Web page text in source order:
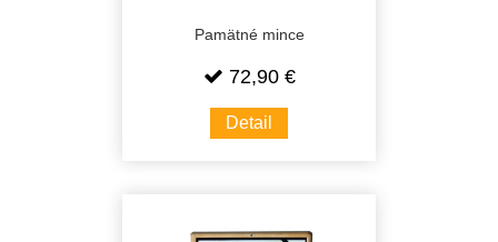
Pamätné mince
72,90 €
Detail